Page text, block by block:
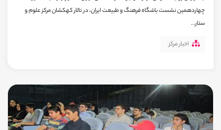
چهاردهمین نشست باشگاه فرهنگ و طبیعت ایران، در تالار کهکشان مرکز علوم و
ستار...
اخبار مرکز